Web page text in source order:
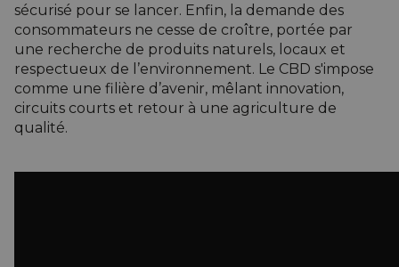
sécurisé pour se lancer. Enfin, la demande des
consommateurs ne cesse de croître, portée par
une recherche de produits naturels, locaux et
respectueux de l’environnement. Le CBD s'impose
comme une filière d’avenir, mêlant innovation,
circuits courts et retour à une agriculture de
qualité.